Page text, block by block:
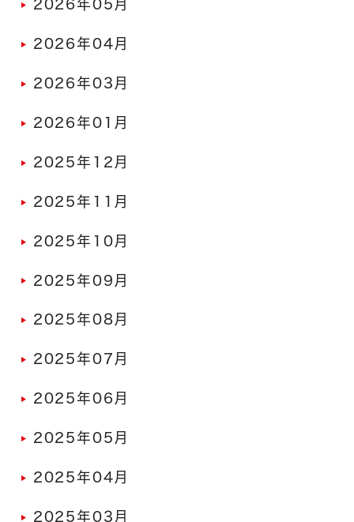
2026年05月
2026年04月
2026年03月
2026年01月
2025年12月
2025年11月
2025年10月
2025年09月
2025年08月
2025年07月
2025年06月
2025年05月
2025年04月
2025年03月